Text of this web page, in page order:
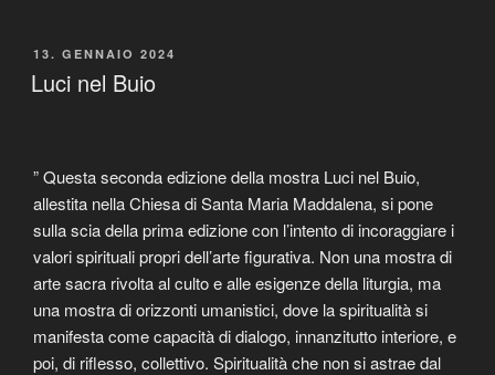
PUBBLICATO
IL
13. GENNAIO 2024
Luci nel Buio
” Questa seconda edizione della mostra Luci nel Buio,
allestita nella Chiesa di Santa Maria Maddalena, si pone
sulla scia della prima edizione con l’intento di incoraggiare i
valori spirituali propri dell’arte figurativa. Non una mostra di
arte sacra rivolta al culto e alle esigenze della liturgia, ma
una mostra di orizzonti umanistici, dove la spiritualità si
manifesta come capacità di dialogo, innanzitutto interiore, e
poi, di riflesso, collettivo. Spiritualità che non si astrae dal